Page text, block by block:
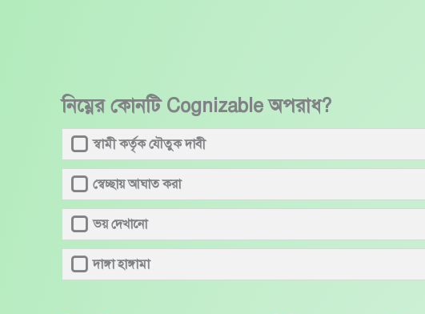
নিম্নের কোনটি Cognizable অপরাধ?
স্বামী কর্তৃক যৌতুক দাবী
স্বেচ্ছায় আঘাত করা
ভয় দেখানো
দাঙ্গা হাঙ্গামা